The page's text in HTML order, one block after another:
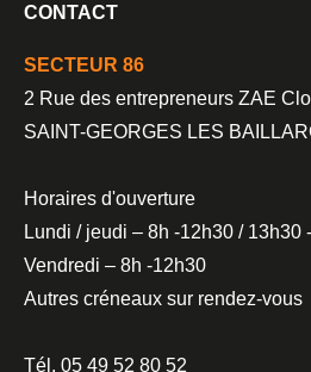
CONTACT
SECTEUR 86
2 Rue des entrepreneurs ZAE
SAINT-GEORGES LES
Horaires d'ouverture
Lundi / jeudi – 8h -12h30 / 13h30
Vendredi – 8h -12h30
Autres créneaux sur rendez-vous
Tél. 05 49 52 80 52